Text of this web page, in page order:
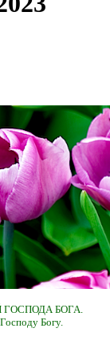
БОГА.
Богу.